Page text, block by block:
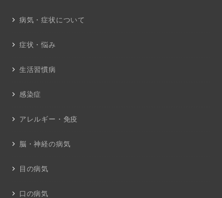
病気・症状について
症状・悩み
生活習慣病
感染症
アレルギー・免疫
脳・神経の病気
目の病気
口の病気